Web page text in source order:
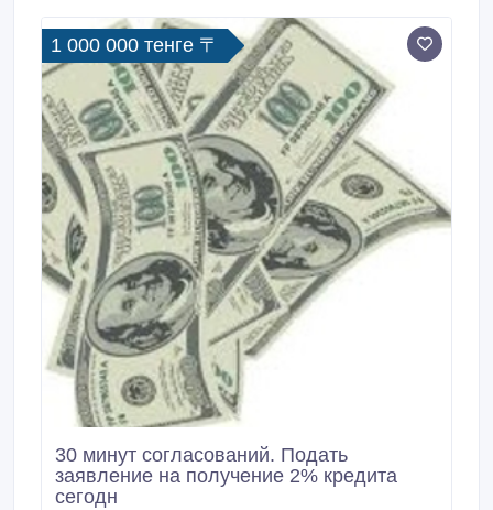
электронной почте kredit360AU@ya.
1 000 000 тенге 〒
30 минут согласований. Подать
заявление на получение 2% кредита
сегодн